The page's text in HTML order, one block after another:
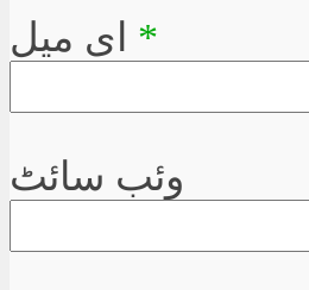
*
وئب سائٹ